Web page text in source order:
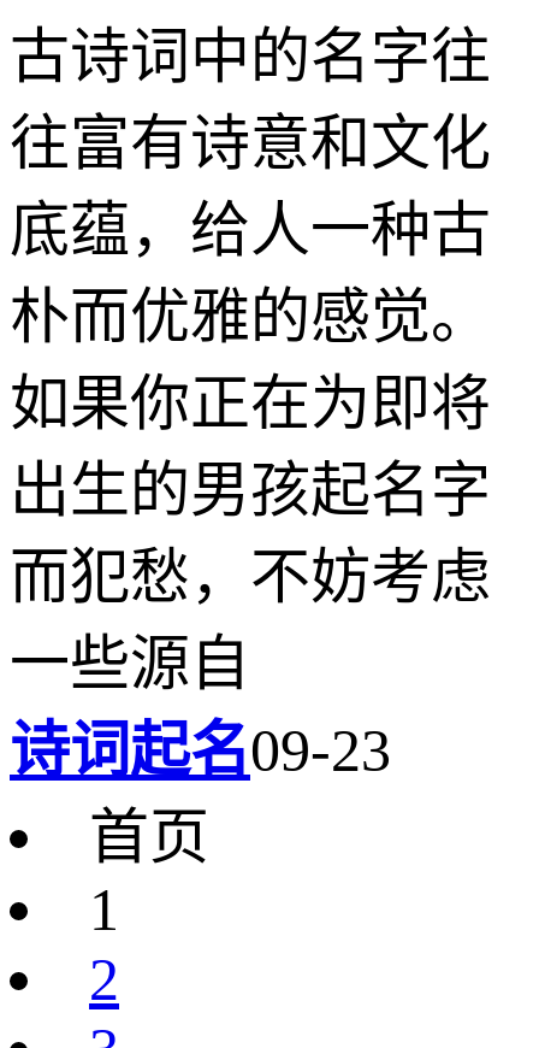
古诗词中的名字往
往富有诗意和文化
底蕴，给人一种古
朴而优雅的感觉。
如果你正在为即将
出生的男孩起名字
而犯愁，不妨考虑
一些源自
诗词起名09-23
首页
1
2